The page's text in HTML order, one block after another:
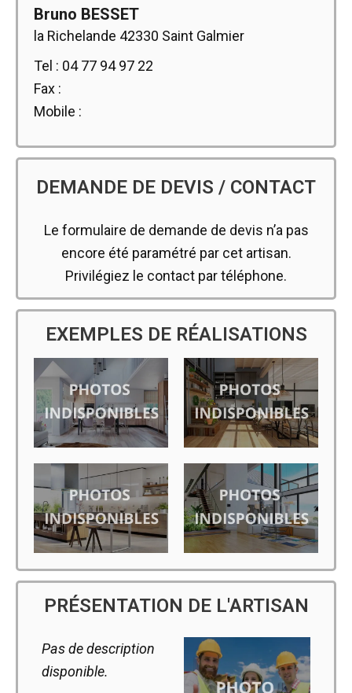
Bruno BESSET
la Richelande 42330 Saint Galmier
Tel : 04 77 94 97 22
Fax :
Mobile :
DEMANDE DE DEVIS / CONTACT
Le formulaire de demande de devis n’a pas
encore été paramétré par cet artisan.
Privilégiez le contact par téléphone.
EXEMPLES DE RÉALISATIONS
PRÉSENTATION DE L'ARTISAN
Pas de description
disponible.